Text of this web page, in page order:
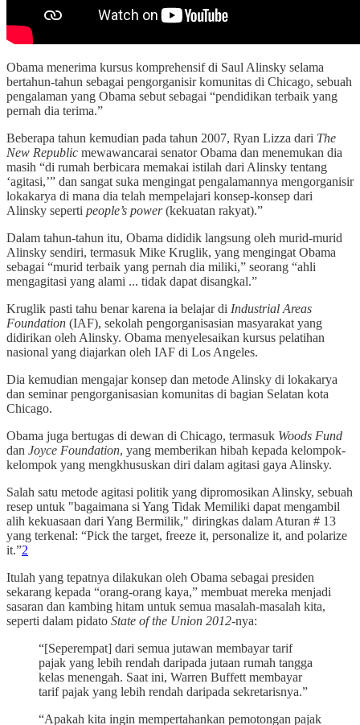
Obama menerima kursus komprehensif di Saul Alinsky selama
bertahun-tahun sebagai pengorganisir komunitas di Chicago, sebuah
pengalaman yang Obama sebut sebagai “pendidikan terbaik yang
pernah dia terima.”
Beberapa tahun kemudian pada tahun 2007, Ryan Lizza dari The
New Republic mewawancarai senator Obama dan menemukan dia
masih “di rumah berbicara memakai istilah dari Alinsky tentang
‘agitasi,’” dan sangat suka mengingat pengalamannya mengorganisir
lokakarya di mana dia telah mempelajari konsep-konsep dari
Alinsky seperti people’s power(kekuatan rakyat).”
Dalam tahun-tahun itu, Obama dididik langsung oleh murid-murid
Alinsky sendiri, termasuk Mike Kruglik, yang mengingat Obama
sebagai “murid terbaik yang pernah dia miliki,” seorang “ahli
mengagitasi yang alami ... tidak dapat disangkal.”
Kruglik pasti tahu benar karena ia belajar di Industrial Areas
Foundation (IAF), sekolah pengorganisasian masyarakat yang
didirikan oleh Alinsky. Obama menyelesaikan kursus pelatihan
nasional yang diajarkan oleh IAF di Los Angeles.
Dia kemudian mengajar konsep dan metode Alinsky di lokakarya
dan seminar pengorganisasian komunitas di bagian Selatan kota
Chicago.
Obama juga bertugas di dewan di Chicago, termasuk Woods Fund
dan Joyce Foundation, yang memberikan hibah kepada kelompok-
kelompok yang mengkhususkan diri dalam agitasi gaya Alinsky.
Salah satu metode agitasi politik yang dipromosikan Alinsky, sebuah
resep untuk "bagaimana si Yang Tidak Memiliki dapat mengambil
alih kekuasaan dari Yang Bermilik," diringkas dalam Aturan # 13
yang terkenal: “Pick the target, freeze it, personalize it, and polarize
it.”2
Itulah yang tepatnya dilakukan oleh Obama sebagai presiden
sekarang kepada “orang-orang kaya,” membuat mereka menjadi
sasaran dan kambing hitam untuk semua masalah-masalah kita,
seperti dalam pidato State of the Union 2012-nya:
“[Seperempat] dari semua jutawan membayar tarif
pajak yang lebih rendah daripada jutaan rumah tangga
kelas menengah. Saat ini, Warren Buffett membayar
tarif pajak yang lebih rendah daripada sekretarisnya.”
“Apakah kita ingin mempertahankan pemotongan pajak